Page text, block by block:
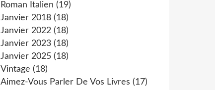
Roman Italien (19)
Janvier 2018 (18)
Janvier 2022 (18)
Janvier 2023 (18)
Janvier 2025 (18)
Vintage (18)
Aimez-Vous Parler De Vos Livres (17)